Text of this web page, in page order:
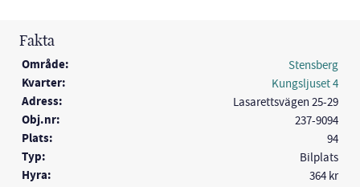
Fakta
Område: Stensberg
Kvarter: Kungsljuset 4
Adress: Lasarettsvägen 25-29
Obj.nr: 237-9094
Plats: 94
Typ: Bilplats
Hyra: 364 kr